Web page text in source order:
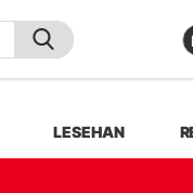
LESEHAN